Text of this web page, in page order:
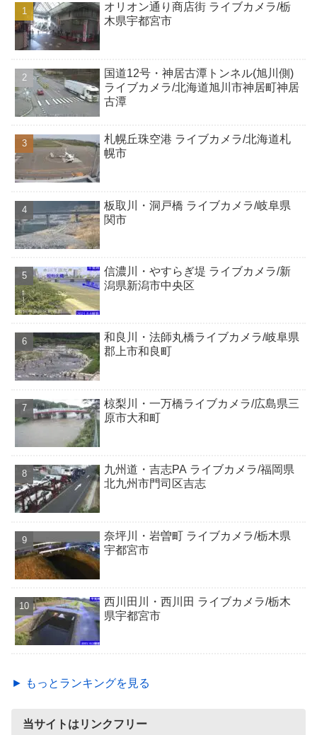
オリオン通り商店街 ライブカメラ/栃
木県宇都宮市
国道12号・神居古潭トンネル(旭川側)
ライブカメラ/北海道旭川市神居町神居
古潭
札幌丘珠空港 ライブカメラ/北海道札
幌市
板取川・洞戸橋 ライブカメラ/岐阜県
関市
信濃川・やすらぎ堤 ライブカメラ/新
潟県新潟市中央区
和良川・法師丸橋ライブカメラ/岐阜県
郡上市和良町
椋梨川・一万橋ライブカメラ/広島県三
原市大和町
九州道・吉志PA ライブカメラ/福岡県
北九州市門司区吉志
奈坪川・岩曽町 ライブカメラ/栃木県
宇都宮市
西川田川・西川田 ライブカメラ/栃木
県宇都宮市
► もっとランキングを見る
当サイトはリンクフリー